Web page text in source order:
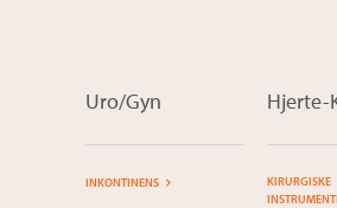
Uro/Gyn
INKONTINENS
Hjerte-
KIRURGISKE